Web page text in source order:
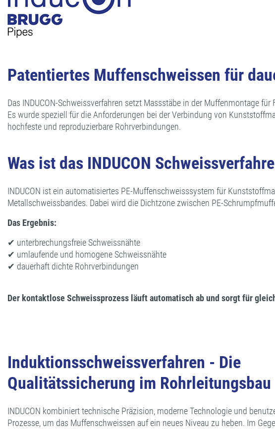
Patentiertes Muffenschweissen für
Das INDUCON-Schweissverfahren setzt Massstäbe in der Muffenmontage für
Es wurde speziell für die Anforderungen bei der Verbindung von
hochfeste und reproduzierbare Rohrverbindungen.
Was ist das INDUCON
INDUCON ist ein automatisiertes PE-Muffenschweisssystem für
Metallschweissbandes. Dabei wird die Dichtzone zwischen PE-
Das Ergebnis:
✔ unterbrechungsfreie Schweissnähte
✔ umlaufende und homogene Schweissnähte
✔ dauerhaft dichte Rohrverbindungen
Der kontaktlose Schweissprozess läuft automatisch ab und sorgt für
Induktionsschweissverfahren - Die
Qualitätssicherung im Rohrleitungsbau
INDUCON kombiniert technische Präzision, moderne Technologie und
Prozesse, um das Muffenschweissen auf ein neues Niveau zu heben. Im